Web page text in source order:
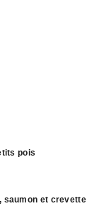
pois
saumon et crevette